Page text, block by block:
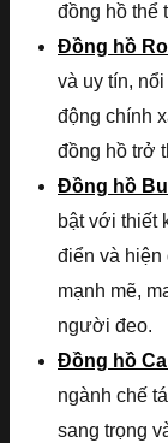
đồng hồ thể
Đồng hồ
và uy tín,
động chính
đồng hồ trở
Đồng hồ
bật với thiết
điển và hiện
mạnh mẽ,
người đeo.
Đồng hồ
ngành chế
sang trọng